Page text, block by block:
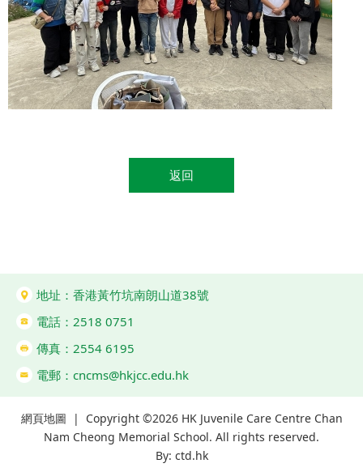
返回
地址：香港黃竹坑南朗山道38號
電話：2518 0751
傳真：2554 6195
電郵： cncms@hkjcc.edu.hk
網頁地圖 | Copyright ©2026 HK Juvenile Care Centre Chan
Nam Cheong Memorial School. All rights reserved.
By: ctd.hk